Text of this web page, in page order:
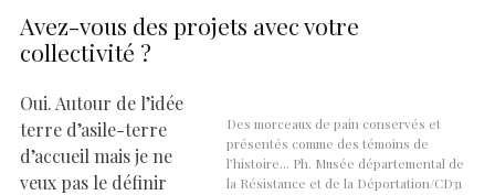
Avez-vous des projets avec votre
collectivité ?
Des morceaux de pain conservés et
présentés comme des témoins de
l’histoire… Ph. Musée départemental de
la Résistance et de la Déportation/CD31
Oui. Autour de l’idée
terre d’asile-terre
d’accueil mais je ne
veux pas le définir